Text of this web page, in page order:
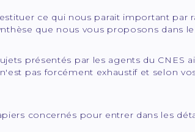
ce qui nous parait important par
que nous vous proposons dans
présentés par les agents du CNES
pas forcément exhaustif et selon
concernés pour entrer dans les